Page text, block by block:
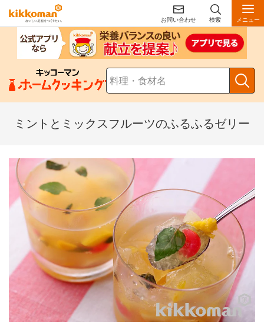
お問い合わせ 検索 メニュー
ミントとミックスフルーツのふるふるゼリー